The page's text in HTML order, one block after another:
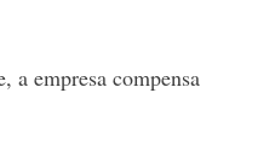
a empresa compensa